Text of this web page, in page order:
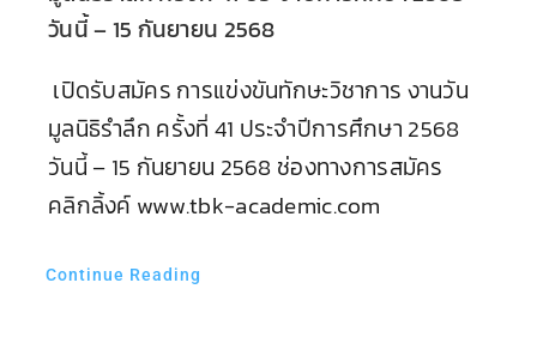
วันนี้ – 15 กันยายน 2568
เปิดรับสมัคร การแข่งขันทักษะวิชาการ งานวัน
มูลนิธิรำลึก ครั้งที่ 41 ประจำปีการศึกษา 2568
วันนี้ – 15 กันยายน 2568 ช่องทางการสมัคร
คลิกลิ้งค์ www.tbk-academic.com
Continue Reading